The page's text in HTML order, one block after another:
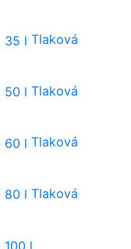
Tlaková
Tlaková
Tlaková
Tlaková